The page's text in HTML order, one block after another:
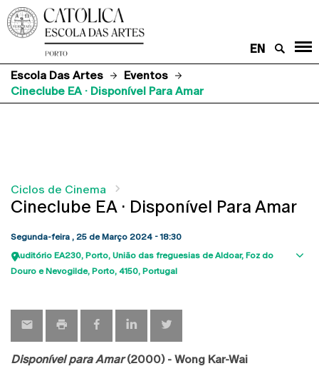
EN
Escola Das Artes
Eventos
Cineclube EA · Disponível Para Amar
Ciclos de Cinema
Cineclube EA · Disponível Para Amar
Segunda-feira , 25 de Março 2024 - 18:30
Auditório EA230 Porto União das freguesias de Aldoar, Foz do
Douro e Nevogilde, Porto 4150 Portugal
Disponível para Amar(2000) - Wong Kar-Wai